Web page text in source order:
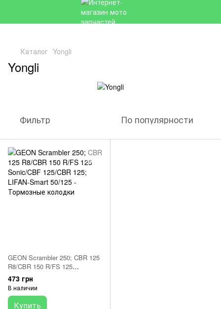
Каталог Yongli
Yongli
Фильтр По популярности
GEON Scrambler 250; CBR 125
R8/CBR 150 R/FS 125
Sonic/CBF 125/CBR 125;
LIFAN-Smart 50/125 -
Тормозные колодки
473 грн
В наличии
Купить